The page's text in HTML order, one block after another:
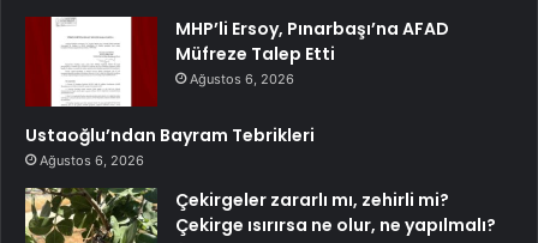
MHP’li Ersoy, Pınarbaşı’na AFAD
Müfreze Talep Etti
Ağustos 6, 2026
Ustaoğlu’ndan Bayram Tebrikleri
Ağustos 6, 2026
Çekirgeler zararlı mı, zehirli mi?
Çekirge ısırırsa ne olur, ne yapılmalı?